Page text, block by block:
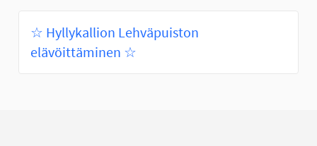
☆ Hyllykallion Lehväpuiston
elävöittäminen ☆